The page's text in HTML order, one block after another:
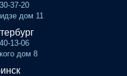
37-20
дом 11
13-06
дом 8